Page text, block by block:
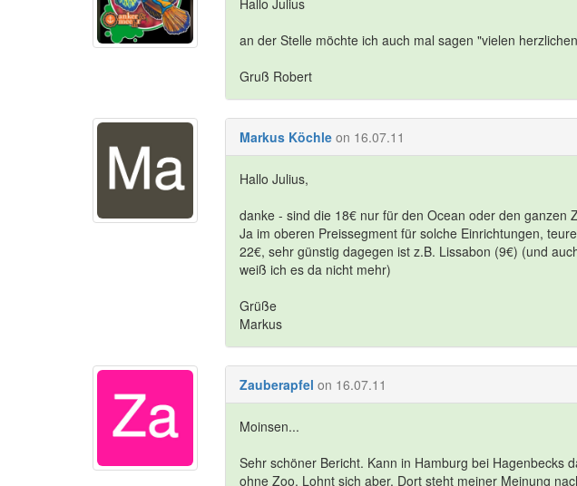
Hallo Julius
an der Stelle möchte ich auch mal sagen "vielen
Gruß Robert
Markus Köchle on 16.07.11
Hallo Julius,
danke - sind die 18€ nur für den Ocean oder den ganzen
Ja im oberen Preissegment für solche Einrichtungen,
22€, sehr günstig dagegen ist z.B. Lissabon (9€) (und
weiß ich es da nicht mehr)
Grüße
Markus
Zauberapfel on 16.07.11
Moinsen...
Sehr schöner Bericht. Kann in Hamburg bei Hagenbecks
ohne Zoo. Lohnt sich aber. Dort steht meiner Meinung